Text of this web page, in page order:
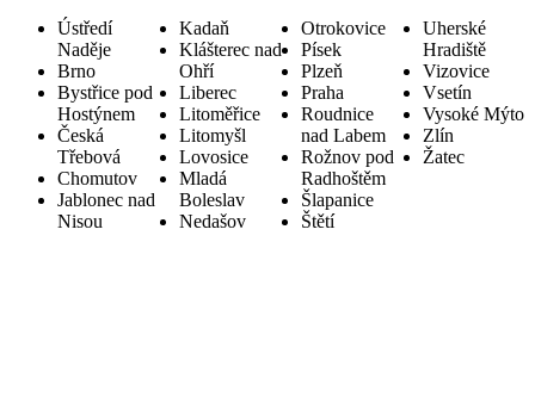
Ústředí
Naděje
Brno
Bystřice pod
Hostýnem
Česká
Třebová
Chomutov
Jablonec nad
Nisou
Kadaň
Klášterec nad
Ohří
Liberec
Litoměřice
Litomyšl
Lovosice
Mladá
Boleslav
Nedašov
Otrokovice
Písek
Plzeň
Praha
Roudnice
nad Labem
Rožnov pod
Radhoštěm
Šlapanice
Štětí
Uherské
Hradiště
Vizovice
Vsetín
Vysoké Mýto
Zlín
Žatec